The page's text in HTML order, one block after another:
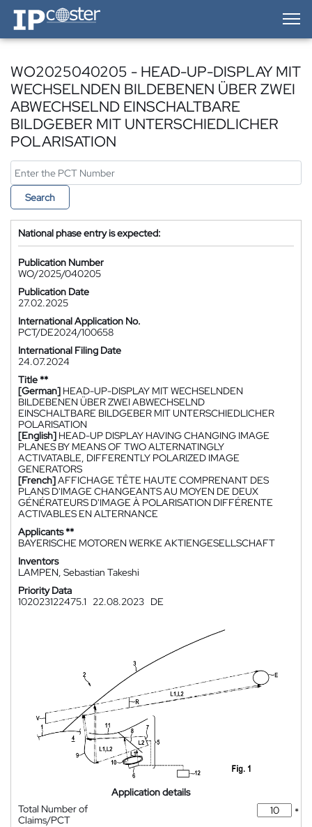
IP-Coster — Home
WO2025040205 - HEAD-UP-DISPLAY MIT
WECHSELNDEN BILDEBENEN ÜBER ZWEI
ABWECHSELND EINSCHALTBARE
BILDGEBER MIT UNTERSCHIEDLICHER
POLARISATION
Search
National phase entry is expected:
Publication Number
WO/2025/040205
Publication Date
27.02.2025
International Application No.
PCT/DE2024/100658
International Filing Date
24.07.2024
Title **
[German] HEAD-UP-DISPLAY MIT WECHSELNDEN
BILDEBENEN ÜBER ZWEI ABWECHSELND
EINSCHALTBARE BILDGEBER MIT UNTERSCHIEDLICHER
POLARISATION
[English] HEAD-UP DISPLAY HAVING CHANGING IMAGE
PLANES BY MEANS OF TWO ALTERNATINGLY
ACTIVATABLE, DIFFERENTLY POLARIZED IMAGE
GENERATORS
[French]AFFICHAGE TÊTE HAUTE COMPRENANT DES
PLANS D'IMAGE CHANGEANTS AU MOYEN DE DEUX
GÉNÉRATEURS D'IMAGE À POLARISATION DIFFÉRENTE
ACTIVABLES EN ALTERNANCE
Applicants **
BAYERISCHE MOTOREN WERKE AKTIENGESELLSCHAFT
Inventors
LAMPEN, Sebastian Takeshi
Priority Data
102023122475.1
22.08.2023 DE
Application details
Total Number of
Claims/PCT
*